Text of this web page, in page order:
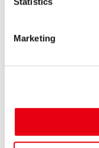
Marketing